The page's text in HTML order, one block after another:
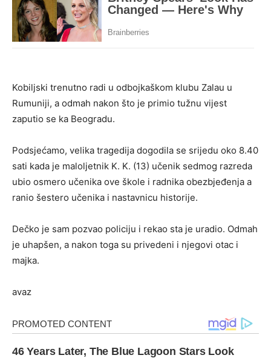
Kobiljski trenutno radi u odbojkaškom klubu Zalau u
Rumuniji, a odmah nakon što je primio tužnu vijest
zaputio se ka Beogradu.
Podsjećamo, velika tragedija dogodila se srijedu oko 8.40
sati kada je maloljetnik K. K. (13) učenik sedmog razreda
ubio osmero učenika ove škole i radnika obezbjeđenja a
ranio šestero učenika i nastavnicu historije.
Dečko je sam pozvao policiju i rekao sta je uradio. Odmah
je uhapšen, a nakon toga su privedeni i njegovi otac i
majka.
avaz